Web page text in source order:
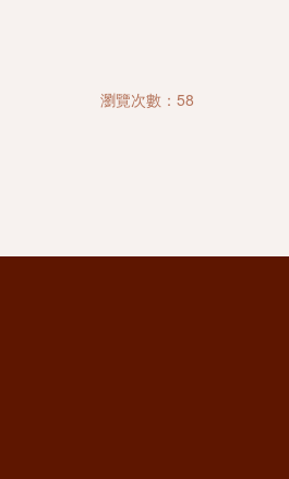
瀏覽次數：58